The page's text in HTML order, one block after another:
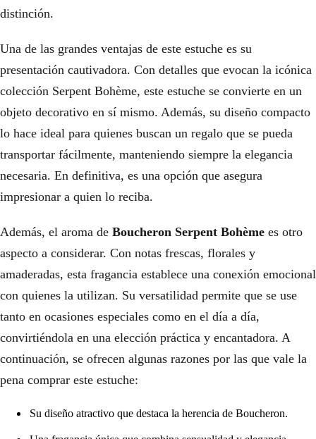
distinción.
Una de las grandes ventajas de este estuche es su
presentación cautivadora. Con detalles que evocan la icónica
colección Serpent Bohème, este estuche se convierte en un
objeto decorativo en sí mismo. Además, su diseño compacto
lo hace ideal para quienes buscan un regalo que se pueda
transportar fácilmente, manteniendo siempre la elegancia
necesaria. En definitiva, es una opción que asegura
impresionar a quien lo reciba.
Además, el aroma de Boucheron Serpent Bohème es otro
aspecto a considerar. Con notas frescas, florales y
amaderadas, esta fragancia establece una conexión emocional
con quienes la utilizan. Su versatilidad permite que se use
tanto en ocasiones especiales como en el día a día,
convirtiéndola en una elección práctica y encantadora. A
continuación, se ofrecen algunas razones por las que vale la
pena comprar este estuche:
Su diseño atractivo que destaca la herencia de Boucheron.